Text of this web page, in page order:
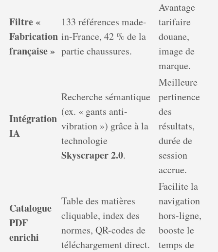
Filtre «
Fabrication
française »
133 références made-
in-France, 42 % de la
partie chaussures.
Avantage
tarifaire
douane,
image de
marque.
Intégration
IA
Recherche sémantique
(ex. « gants anti-
vibration ») grâce à la
technologie
Skyscraper 2.0.
Meilleure
pertinence
des
résultats,
durée de
session
accrue.
Catalogue
PDF
enrichi
Table des matières
cliquable, index des
normes, QR-codes de
téléchargement direct.
Facilite la
navigation
hors-ligne,
booste le
temps de